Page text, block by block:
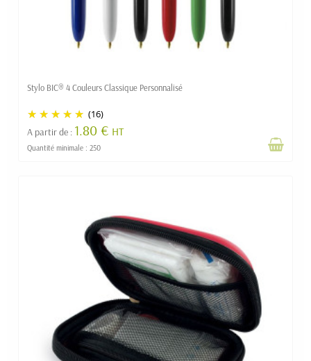
Stylo BIC® 4 Couleurs Classique Personnalisé
(16)
A partir de : 1.80 € HT
Quantité minimale : 250